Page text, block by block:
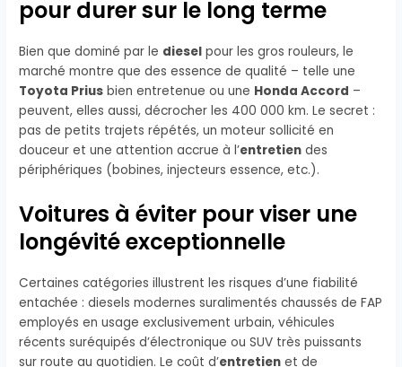
pour durer sur le long terme
Bien que dominé par le diesel pour les gros rouleurs, le
marché montre que des essence de qualité – telle une
Toyota Prius bien entretenue ou une Honda Accord –
peuvent, elles aussi, décrocher les 400 000 km. Le secret :
pas de petits trajets répétés, un moteur sollicité en
douceur et une attention accrue à l’entretien des
périphériques (bobines, injecteurs essence, etc.).
Voitures à éviter pour viser une
longévité exceptionnelle
Certaines catégories illustrent les risques d’une fiabilité
entachée : diesels modernes suralimentés chaussés de FAP
employés en usage exclusivement urbain, véhicules
récents suréquipés d’électronique ou SUV très puissants
sur route au quotidien. Le coût d’entretien et de